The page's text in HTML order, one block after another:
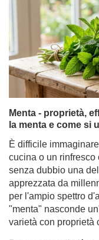
Menta - proprietà,
la menta e come si
È difficile
cucina o un rinfresco
senza dubbio una
apprezzata da
"menta" nasconde
varietà con proprietà
Per saperne di più